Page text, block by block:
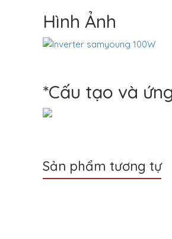
Hình Ảnh
*Cấu tạo và
Sản phẩm tương tự